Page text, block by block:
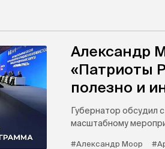
Александр
«Патриоты
полезно и
Губернатор обсудил
масштабному
#Александр Моор